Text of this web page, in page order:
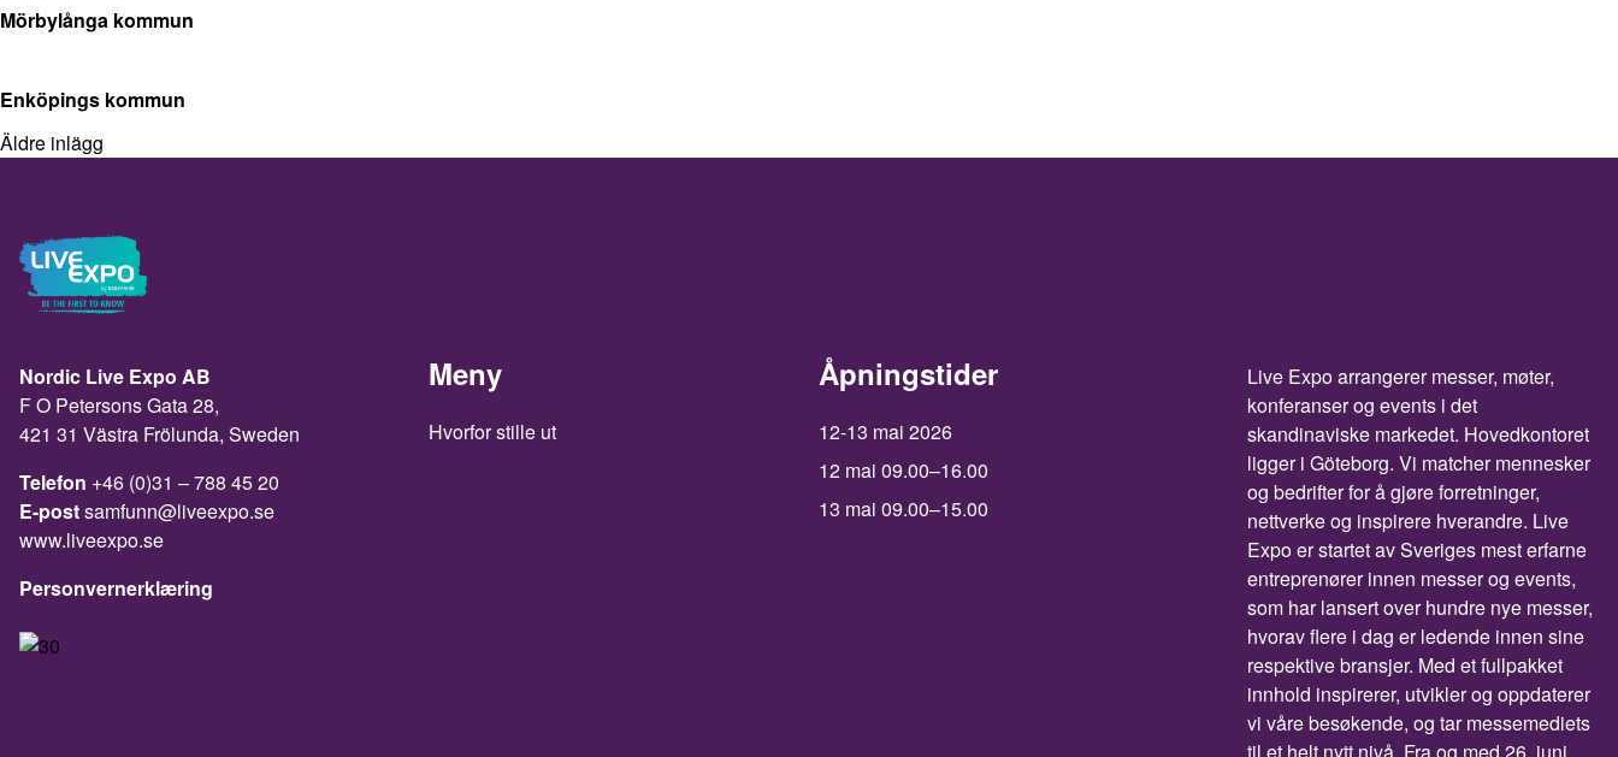
Mörbylånga kommun
Enköpings kommun
Äldre inlägg
Nordic Live Expo AB
F O Petersons Gata 28,
421 31 Västra Frölunda, Sweden
Telefon +46 (0)31 – 788 45 20
E-postsamfunn@liveexpo.se
www.liveexpo.se
Personvernerklæring
Meny
Hvorfor stille ut
Åpningstider
12-13 mai 2026
12 mai 09.00–16.00
13 mai 09.00–15.00
Live Expo arrangerer messer, møter,
konferanser og events i det
skandinaviske markedet. Hovedkontoret
ligger i Göteborg. Vi matcher mennesker
og bedrifter for å gjøre forretninger,
nettverke og inspirere hverandre. Live
Expo er startet av Sveriges mest erfarne
entreprenører innen messer og events,
som har lansert over hundre nye messer,
hvorav flere i dag er ledende innen sine
respektive bransjer. Med et fullpakket
innhold inspirerer, utvikler og oppdaterer
vi våre besøkende, og tar messemediets